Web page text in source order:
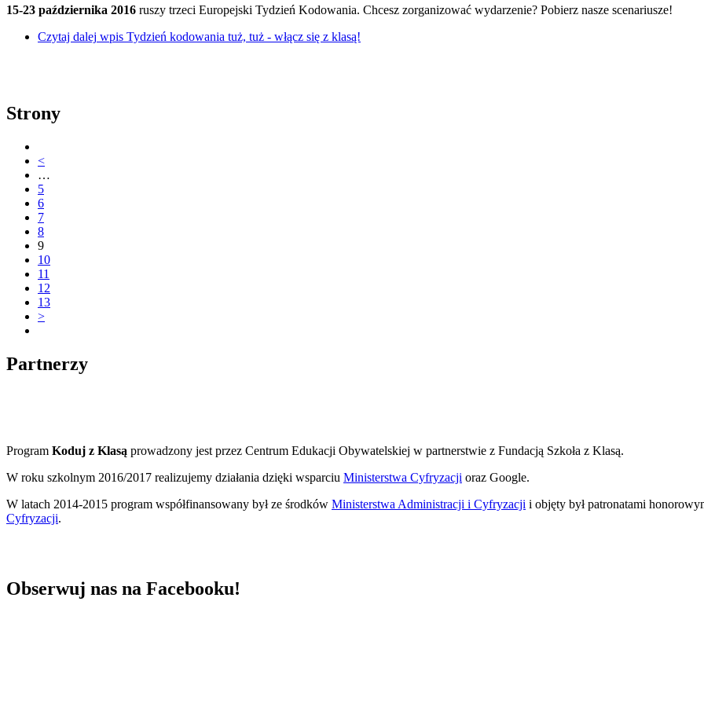
15-23 października 2016 ruszy trzeci Europejski Tydzień Kodowania. Chcesz zorganizować wydarzenie? Pobierz nasze scenariusze!
Czytaj dalej wpis Tydzień kodowania tuż, tuż - włącz się z klasą!
Strony
<
…
5
6
7
8
9
10
11
12
13
>
Partnerzy
Program Koduj z Klasą prowadzony jest przez Centrum Edukacji Obywatelskiej w partnerstwie z Fundacją Szkoła z Klasą.
W roku szkolnym 2016/2017 realizujemy działania dzięki wsparciu Ministerstwa Cyfryzacji oraz Google.
W latach 2014-2015 program współfinansowany był ze środków Ministerstwa Administracji i Cyfryzacji i objęty był patronatami
Cyfryzacji.
Obserwuj nas na Facebooku!